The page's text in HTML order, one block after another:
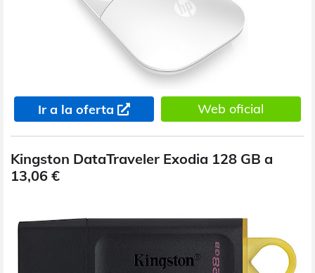
Ir a la oferta Web oficial
Kingston DataTraveler Exodia 128 GB a
13,06 €